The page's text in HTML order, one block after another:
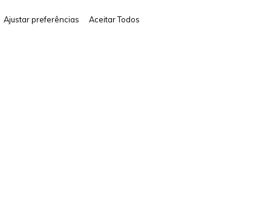
Ajustar preferências Aceitar Todos